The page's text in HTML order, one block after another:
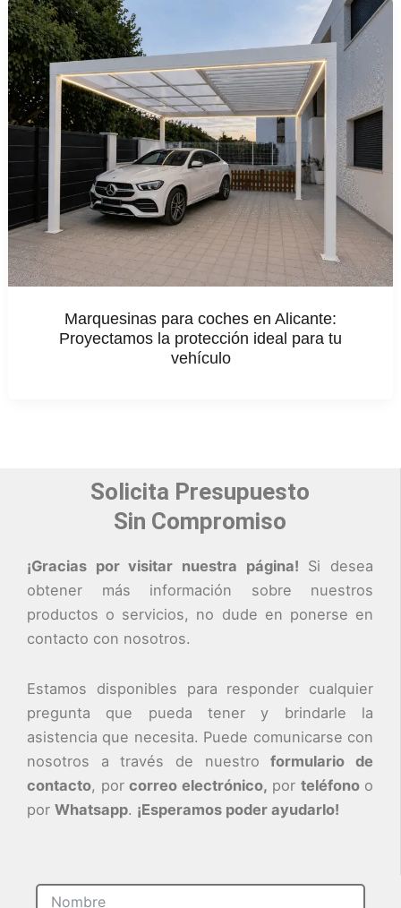
Marquesinas para coches en Alicante:
Proyectamos la protección ideal para tu
vehículo
Solicita Presupuesto
Sin Compromiso
¡Gracias por visitar nuestra página! Si desea
obtener más información sobre nuestros
productos o servicios, no dude en ponerse en
contacto con nosotros.
Estamos disponibles para responder cualquier
pregunta que pueda tener y brindarle la
asistencia que necesita. Puede comunicarse con
nosotros a través de nuestroformulario de
contacto, por correo electrónico, por teléfonoo
por Whatsapp. ¡Esperamos poder ayudarlo!